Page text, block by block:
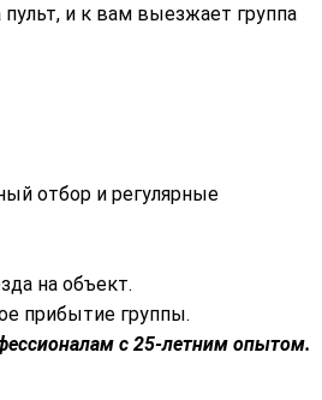
и к вам выезжает группа
отбор и регулярные
на объект.
прибытие группы.
с 25-летним опытом.